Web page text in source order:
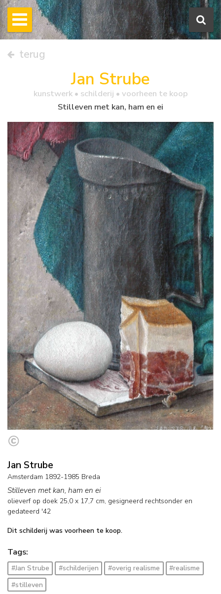
terug
Jan Strube
kunstwerk • schilderij • voorheen te koop
Stilleven met kan, ham en ei
Jan Strube
Amsterdam 1892-1985 Breda
Stilleven met kan, ham en ei
olieverf op doek 25,0 x 17,7 cm, gesigneerd rechtsonder en
gedateerd '42
Dit schilderij was voorheen te koop.
Tags:
#Jan Strube #schilderijen #overig realisme
#realisme
#stilleven